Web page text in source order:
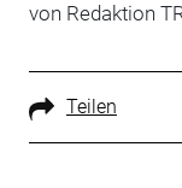
von Redaktion
Teilen